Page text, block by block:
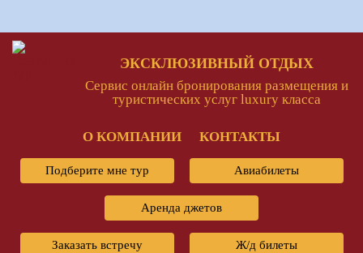
ЭКСКЛЮЗИВНЫЙ ОТДЫХ
Сервис онлайн бронирования размещения и
туристических услуг luxury класса
О КОМПАНИИ КОНТАКТЫ
Подберите мне тур Авиабилеты
Аренда джетов
Заказать встречу Ж/д билеты